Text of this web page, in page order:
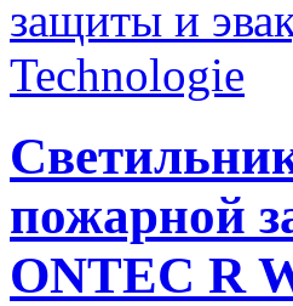
пожарной
ONTEC R